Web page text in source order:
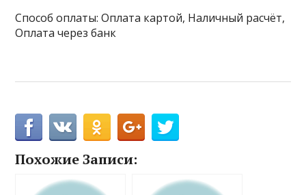
Способ оплаты: Оплата картой, Наличный расчёт,
Оплата через банк
Похожие Записи: